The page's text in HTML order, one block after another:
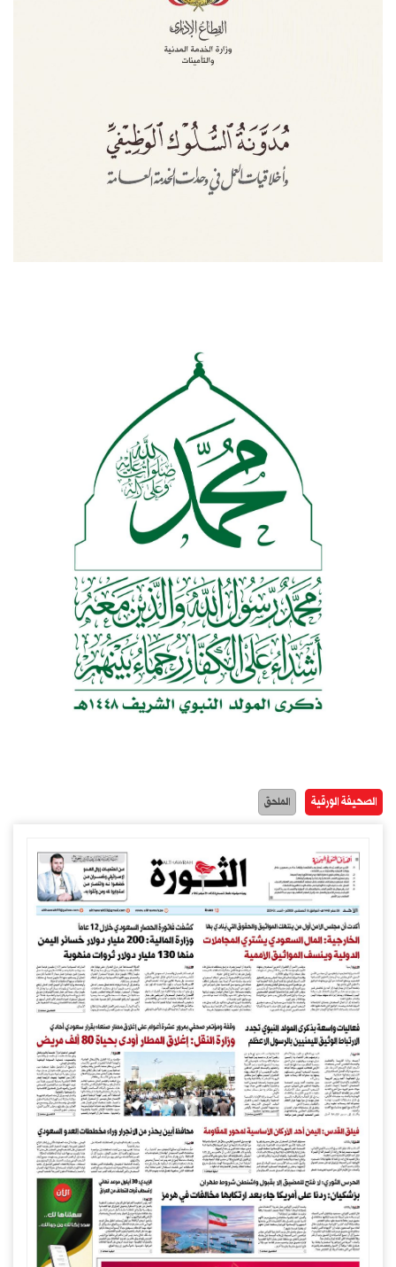
الصحيفة الورقية الملحق